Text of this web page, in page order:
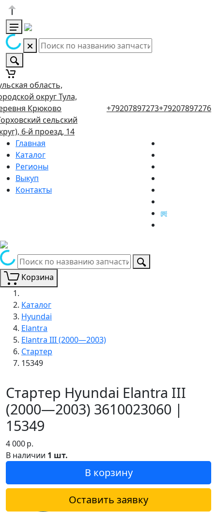
область,
округ Тула,
Крюково
сельский
6-й проезд, 14
+79207897273+79207897276
Главная
Каталог
Регионы
Выкуп
Контакты
Корзина
Каталог
Hyundai
Elantra
Elantra III (2000—2003)
Стартер
15349
Стартер Hyundai Elantra III
(2000—2003) 3610023060 |
15349
4 000р.
В наличии 1 шт.
В корзину
Оставить заявку